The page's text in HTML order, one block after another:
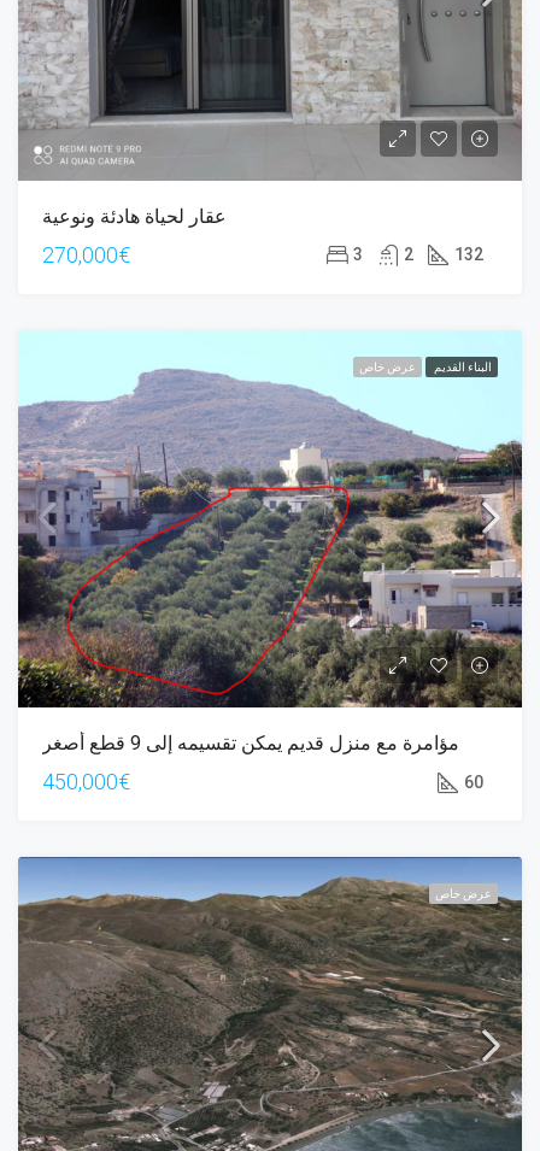
عقار لحياة هادئة ونوعية
270,000€ 3 2 132
البناء القديم عرض خاص
مؤامرة مع منزل قديم يمكن تقسيمه إلى 9 قطع أصغر
450,000€ 60
عرض خاص